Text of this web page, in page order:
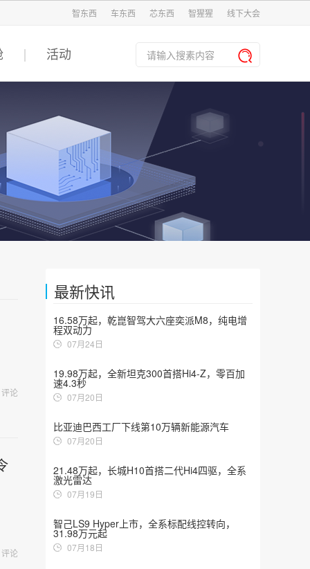
智东西 车东西 芯东西 智猩猩 线下大会
活动
最新快讯
16.58万起，乾崑智驾大六座奕派M8，纯电增
程双动力
07月24日
19.98万起，全新坦克300首搭Hi4-Z，零百加
速4.3秒
07月20日
比亚迪巴西工厂下线第10万辆新能源汽车
07月20日
21.48万起，长城H10首搭二代Hi4四驱，全系
激光雷达
07月19日
智己LS9 Hyper上市，全系标配线控转向，
31.98万元起
07月18日
评论
评论